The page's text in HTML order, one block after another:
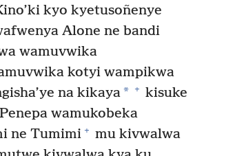
kyo kyetusoñenye
Alone ne bandi
wamuvwika
kotyi wampikwa
na kikaya* + kisuke
Penepa wamukobeka
ne Tumimi + mu kivwalwa